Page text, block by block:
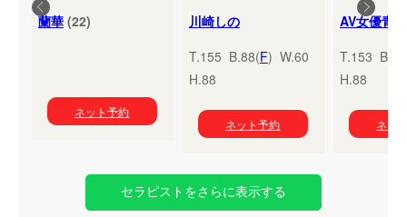
蘭華(22)
ネット予約
川崎しの
T.155 B.88(F) W.60
H.88
ネット予約
T.153
H.88
ネッ
セラピストをさらに表示する